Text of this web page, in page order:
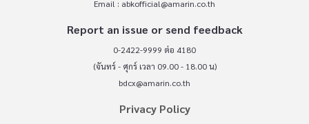
Email : abkofficial@amarin.co.th
Report an issue or send feedback
0-2422-9999 ต่อ 4180
(จันทร์ - ศุกร์ เวลา 09.00 - 18.00 น)
bdcx@amarin.co.th
Privacy Policy